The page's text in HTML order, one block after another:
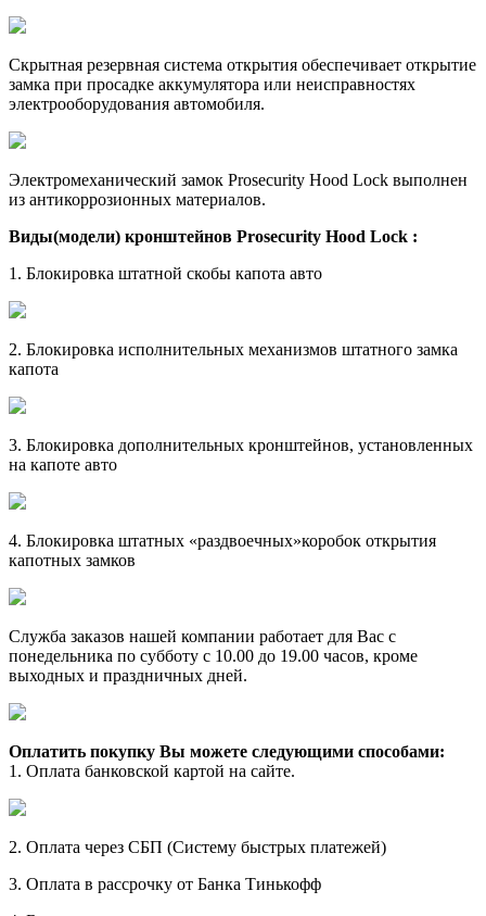
Скрытная резервная система открытия обеспечивает открытие
замка при просадке аккумулятора или неисправностях
электрооборудования автомобиля.
Электромеханический замок Prosecurity Hood Lock выполнен
из антикоррозионных материалов.
Виды(модели) кронштейнов Prosecurity Hood Lock :
1. Блокировка штатной скобы капота авто
2. Блокировка исполнительных механизмов штатного замка
капота
3. Блокировка дополнительных кронштейнов, установленных
на капоте авто
4. Блокировка штатных «раздвоечных»коробок открытия
капотных замков
Служба заказов нашей компании работает для Вас с
понедельника по субботу с 10.00 до 19.00 часов, кроме
выходных и праздничных дней.
Оплатить покупку Вы можете следующими способами:
1. Оплата банковской картой на сайте.
2. Оплата через СБП (Систему быстрых платежей)
3. Оплата в рассрочку от Банка Тинькофф